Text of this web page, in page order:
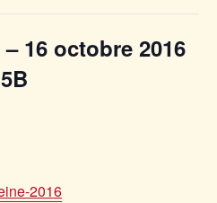
16 octobre 2016
2016